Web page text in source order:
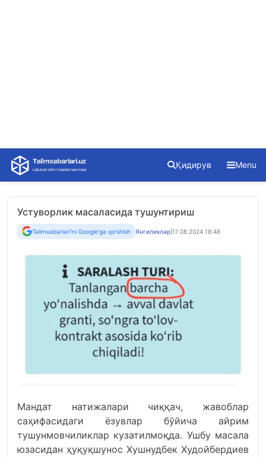
Skip
content
Қидирув Menu
Устуворлик масаласида тушунтириш
Talimxabarlari'ni Google'ga qo'shish Янгиликлар 17.08.2024 18:48
Мандат натижалари чиққач, жавоблар
саҳифасидаги ёзувлар бўйича айрим
тушунмовчиликлар кузатилмоқда. Ушбу масала
юзасидан ҳуқуқшунос Хушнудбек Худойбердиев